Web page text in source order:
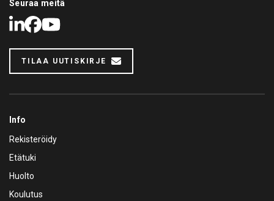
Seuraa meitä
LinkedIn
Facebook
Youtube
TILAA UUTISKIRJE
Info
Rekisteröidy
Etätuki
Huolto
Koulutus